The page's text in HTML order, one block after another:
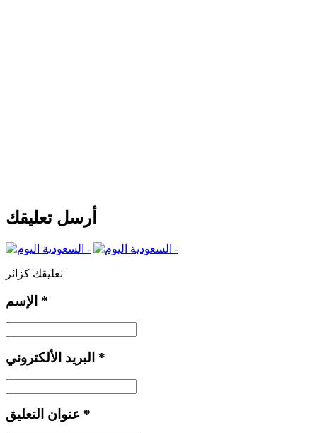
أرسل تعليقك
تعليقك كزائر
*
*
*